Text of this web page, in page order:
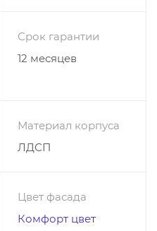
Срок гарантии
12 месяцев
Материал корпуса
ЛДСП
Цвет фасада
Комфорт цвет